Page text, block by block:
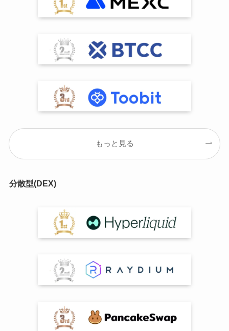
もっと見る
分散型(DEX)